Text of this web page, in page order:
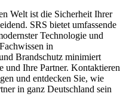
Welt ist die Sicherheit Ihrer
SRS bietet umfassende
Technologie und
in
Brandschutz minimiert
und Ihre Partner. Kontaktieren
und entdecken Sie, wie
in ganz Deutschland sein